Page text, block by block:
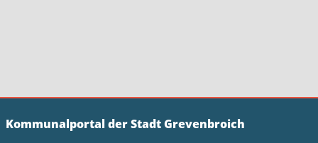
Kommunalportal der Stadt Grevenbroich